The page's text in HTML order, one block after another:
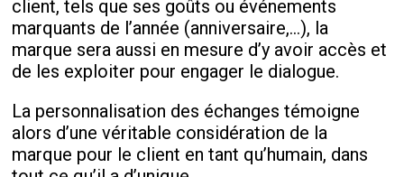
client, tels que ses goûts ou événements
marquants de l’année (anniversaire,…), la
marque sera aussi en mesure d’y avoir accès et
de les exploiter pour engager le dialogue.
La personnalisation des échanges témoigne
alors d’une véritable considération de la
marque pour le client en tant qu’humain, dans